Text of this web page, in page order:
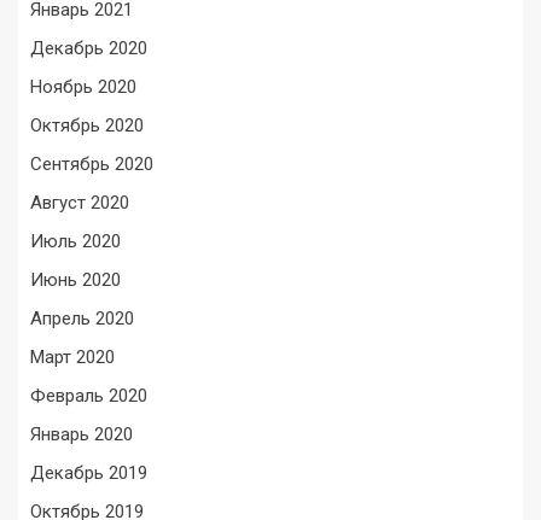
Январь 2021
Декабрь 2020
Ноябрь 2020
Октябрь 2020
Сентябрь 2020
Август 2020
Июль 2020
Июнь 2020
Апрель 2020
Март 2020
Февраль 2020
Январь 2020
Декабрь 2019
Октябрь 2019